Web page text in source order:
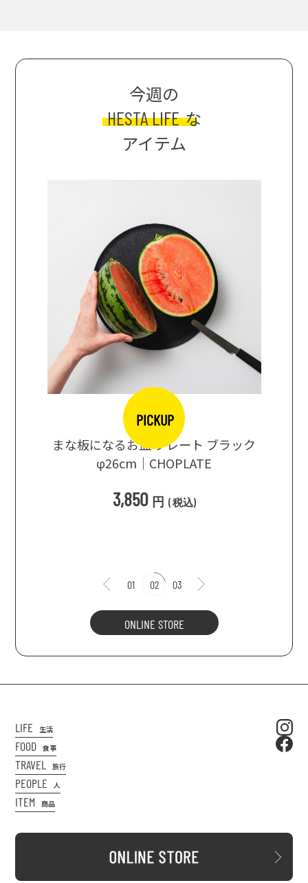
今週の
HESTA LIFE な
アイテム
PICKUP
まな板になるお皿 プレート ブラック
φ26cm｜CHOPLATE
3,850 円 (税込)
01 02 03
ONLINE STORE
LIFE 生活
FOOD 食事
TRAVEL 旅行
PEOPLE 人
ITEM 商品